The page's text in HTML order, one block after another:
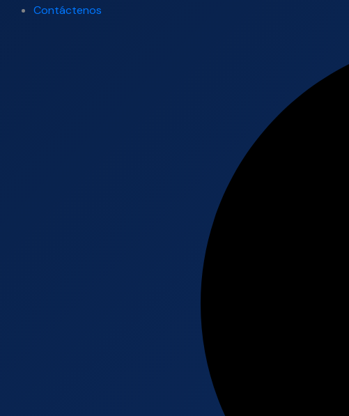
Contáctenos